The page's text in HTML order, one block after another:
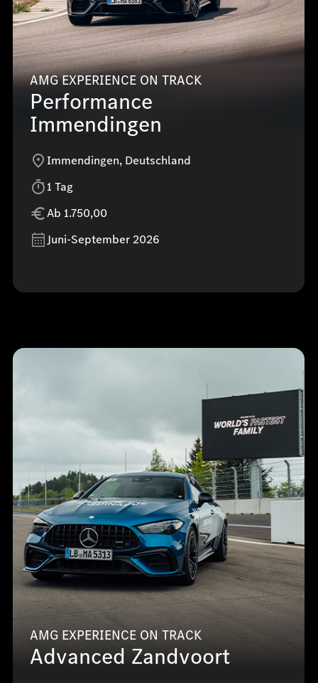
AMG EXPERIENCE ON TRACK
Performance
Immendingen
Immendingen, Deutschland
1 Tag
Ab 1.750,00
Juni-September 2026
AMG EXPERIENCE ON TRACK
Advanced Zandvoort